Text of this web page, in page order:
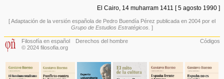
El Cairo, 14 muharram 1411 [ 5 agosto 1990 ]
[ Adaptación de la versión española de Pedro Buendía Pérez publicada en 2004 por el
Grupo de Estudios Estratégicos. ]
Filosofía en español
© 2024 filosofia.org
Derechos del hombre Códigos